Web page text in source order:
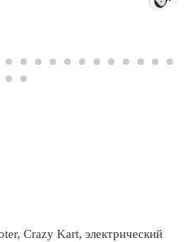
Crazy Kart, электрический